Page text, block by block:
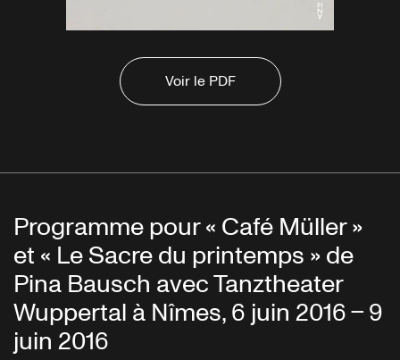
Voir le PDF
Programme pour « Café Müller »
et « Le Sacre du printemps » de
Pina Bausch avec Tanztheater
Wuppertal à Nîmes, 6 juin 2016 – 9
juin 2016